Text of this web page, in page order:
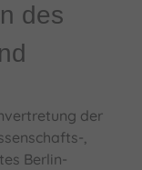
des
der
,
Berlin-